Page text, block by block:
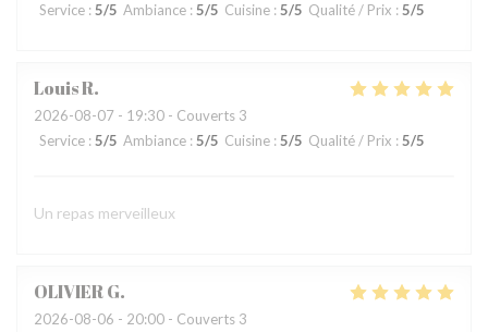
Service : 5/5 Ambiance : 5/5 Cuisine : 5/5 Qualité / Prix : 5/5
LouisR
2026-08-07 - 19:30 - Couverts 3
Service : 5/5 Ambiance : 5/5 Cuisine : 5/5 Qualité / Prix : 5/5
Un repas merveilleux
OLIVIERG
2026-08-06 - 20:00 - Couverts 3